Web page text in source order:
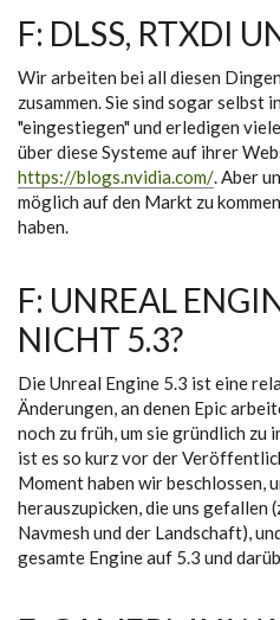
F: DLSS, RTXDI
Wir arbeiten bei all diesen
zusammen. Sie sind sogar selbst
"eingestiegen" und erledigen
über diese Systeme auf ihrer
https://blogs.nvidia.com/. Aber
möglich auf den Markt zu
haben.
F: UNREAL
NICHT 5.3?
Die Unreal Engine 5.3 ist eine
Änderungen, an denen Epic
noch zu früh, um sie gründlich
ist es so kurz vor der
Moment haben wir beschlossen,
herauszupicken, die uns gefallen
Navmesh und der Landschaft),
gesamte Engine auf 5.3 und